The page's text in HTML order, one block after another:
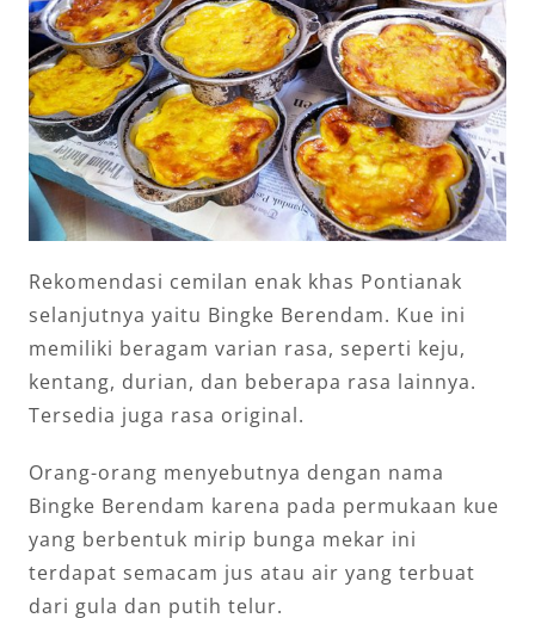
Rekomendasi cemilan enak khas Pontianak
selanjutnya yaitu Bingke Berendam. Kue ini
memiliki beragam varian rasa, seperti keju,
kentang, durian, dan beberapa rasa lainnya.
Tersedia juga rasa original.
Orang-orang menyebutnya dengan nama
Bingke Berendam karena pada permukaan kue
yang berbentuk mirip bunga mekar ini
terdapat semacam jus atau air yang terbuat
dari gula dan putih telur.